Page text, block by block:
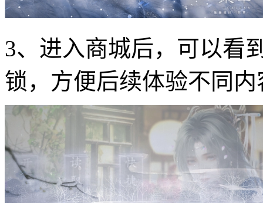
3、进入商城后，可以看
锁，方便后续体验不同内